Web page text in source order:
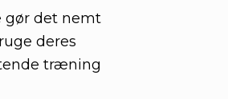
gør det nemt
deres
træning